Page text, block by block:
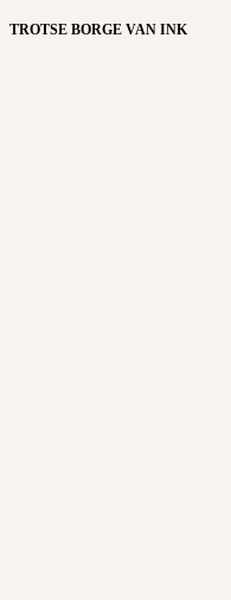
TROTSE BORGE VAN INK